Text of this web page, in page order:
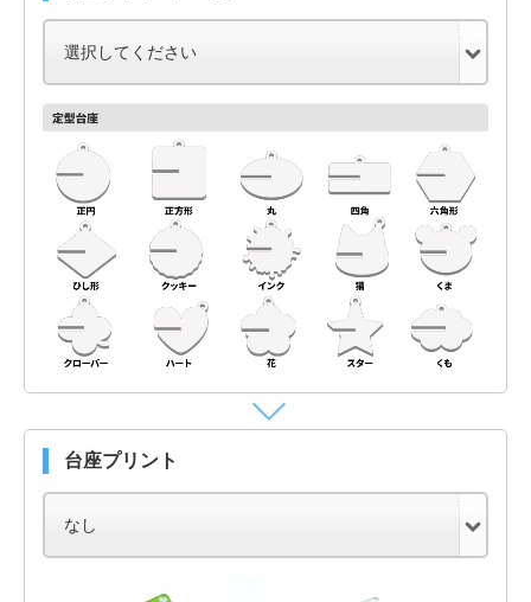
台座プリント